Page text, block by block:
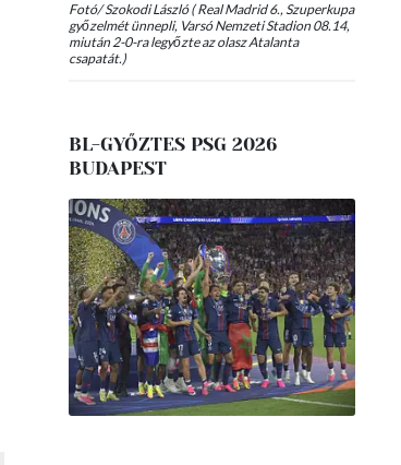
Fotó/ Szokodi László ( Real Madrid 6., Szuperkupa
győzelmét ünnepli, Varsó Nemzeti Stadion 08.14,
miután 2-0-ra legyőzte az olasz Atalanta
csapatát.)
BL-GYŐZTES PSG 2026
BUDAPEST